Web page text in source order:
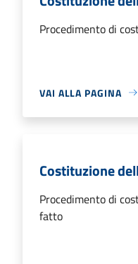
Procedimento di
VAI ALLA PAGINA
Costituzione
Procedimento di
fatto